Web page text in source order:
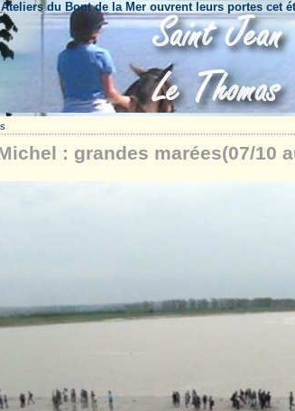
du Bout de la Mer ouvrent leurs portes cet été
: grandes marées(07/10